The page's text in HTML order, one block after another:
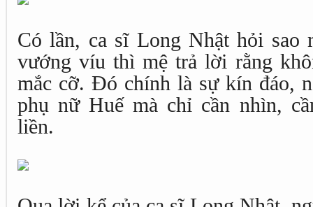
Có lần, ca sĩ Long Nhật hỏi sao
vướng víu thì mệ trả lời rằng
mắc cỡ. Đó chính là sự kín đáo,
phụ nữ Huế mà chỉ cần nhìn,
liền.